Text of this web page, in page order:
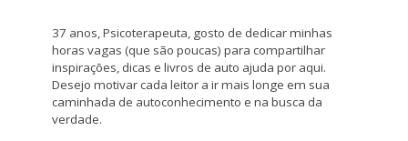
37 anos, Psicoterapeuta, gosto de dedicar minhas
horas vagas (que são poucas) para compartilhar
inspirações, dicas e livros de auto ajuda por aqui.
Desejo motivar cada leitor a ir mais longe em sua
caminhada de autoconhecimento e na busca da
verdade.